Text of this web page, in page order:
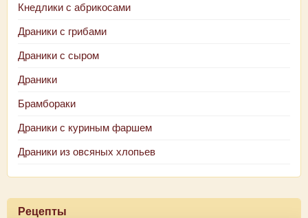
Кнедлики с абрикосами
Драники с грибами
Драники с сыром
Драники
Брамбораки
Драники с куриным фаршем
Драники из овсяных хлопьев
Рецепты